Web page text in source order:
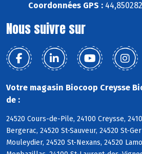
Coordonnées GPS :
Nous suivre sur
Votre magasin Biocoop Creysse
de :
24520 Cours-de-Pile, 24100 Creysse,
Bergerac, 24520 St-Sauveur, 24520 St-
Mouleydier, 24520 St-Nexans, 24520